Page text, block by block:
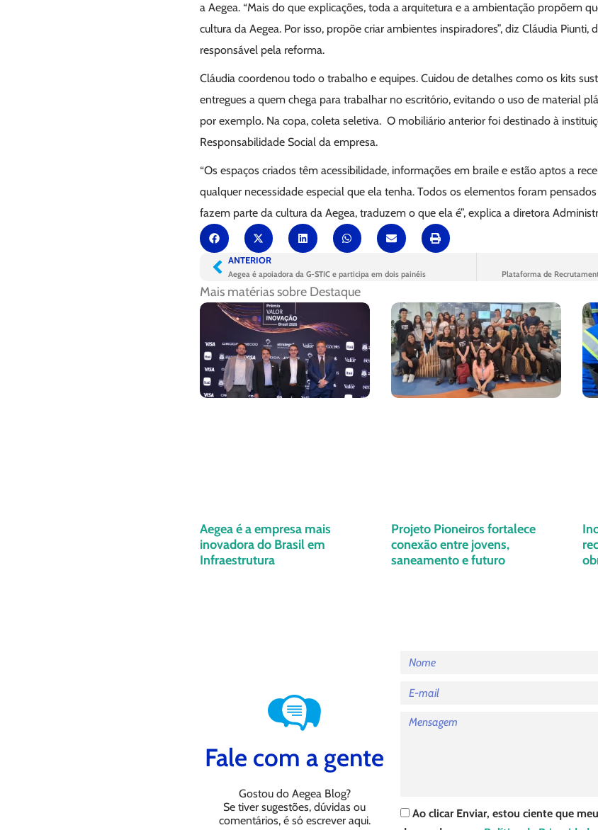
a Aegea. “Mais do que explicações, toda a arquitetura e a ambientação propõem
cultura da Aegea. Por isso, propõe criar ambientes inspiradores”, diz Cláudia Piunti,
responsável pela reforma.
Cláudia coordenou todo o trabalho e equipes. Cuidou de detalhes como os kits
entregues a quem chega para trabalhar no escritório, evitando o uso de material
por exemplo. Na copa, coleta seletiva. O mobiliário anterior foi destinado à
Responsabilidade Social da empresa.
“Os espaços criados têm acessibilidade, informações em braile e estão aptos a
qualquer necessidade especial que ela tenha. Todos os elementos foram
fazem parte da cultura da Aegea, traduzem o que ela é”, explica a diretora
ANTERIOR
Aegea é apoiadora da G-STIC e participa em dois painéis Plataforma de
Mais matérias sobre Destaque
Aegea é a empresa mais
inovadora do Brasil em
Infraestrutura
Projeto Pioneiros fortalece
conexão entre jovens,
saneamento e futuro
Fale com a gente
Gostou do Aegea Blog?
Se tiver sugestões, dúvidas ou
comentários, é só escrever aqui.
Ao clicar Enviar, estou ciente que